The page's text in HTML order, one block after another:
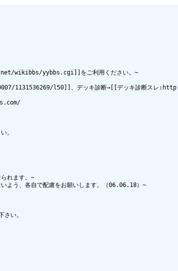
wikibbs/yybbs.cgi]]をご利用ください。~
l50]]、デッキ診断→[[デッキ診断スレ
。
れます。~
よう、各自で配慮をお願いします。（06.06.18）~
い。